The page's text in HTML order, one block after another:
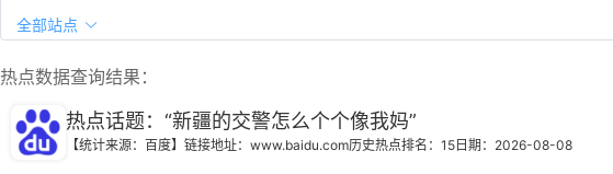
全部站点
热点数据查询结果：
热点话题：“新疆的交警怎么个个像我妈”
【统计来源：百度】链接地址：www.baidu.com历史热点排名：15 日期：2026-08-08